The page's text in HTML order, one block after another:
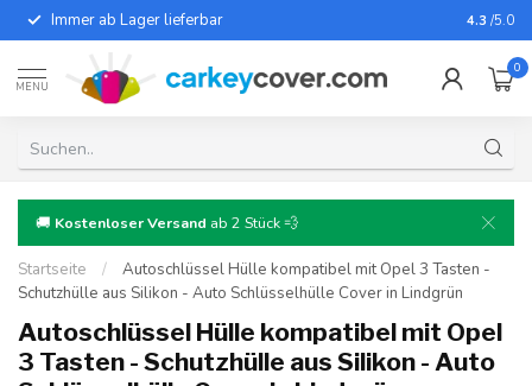
Immer ab Lager lieferbar Für fast
4.3 /5.0
MENU
0
🚚 Kostenloser Versand ab 2 Stück 💨
Startseite /
Autoschlüssel Hülle kompatibel mit Opel 3 Tasten -
Schutzhülle aus Silikon - Auto Schlüsselhülle Cover in Lindgrün
Autoschlüssel Hülle kompatibel mit Opel
3 Tasten - Schutzhülle aus Silikon - Auto